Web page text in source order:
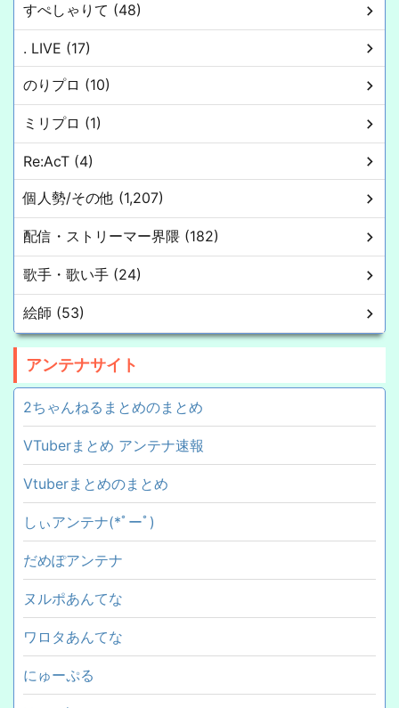
すぺしゃりて (48)
. LIVE (17)
のりプロ (10)
ミリプロ (1)
Re:AcT (4)
個人勢/その他 (1,207)
配信・ストリーマー界隈 (182)
歌手・歌い手 (24)
絵師 (53)
アンテナサイト
2ちゃんねるまとめのまとめ
VTuberまとめ アンテナ速報
Vtuberまとめのまとめ
しぃアンテナ(*ﾟーﾟ)
だめぽアンテナ
ヌルポあんてな
ワロタあんてな
にゅーぷる